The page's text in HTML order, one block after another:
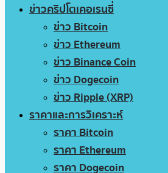
ข่าวคริปโตเคอเรนซี่
ข่าว Bitcoin
ข่าว Ethereum
ข่าว Binance Coin
ข่าว Dogecoin
ข่าว Ripple (XRP)
ราคาและการวิเคราะห์
ราคา Bitcoin
ราคา Ethereum
ราคา Dogecoin